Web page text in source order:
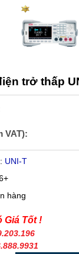
trở thấp
VAT):
UNI-T
hàng
Giá Tốt !